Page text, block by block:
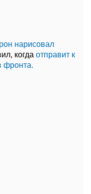
нарисовал
когда отправит к
фронта.